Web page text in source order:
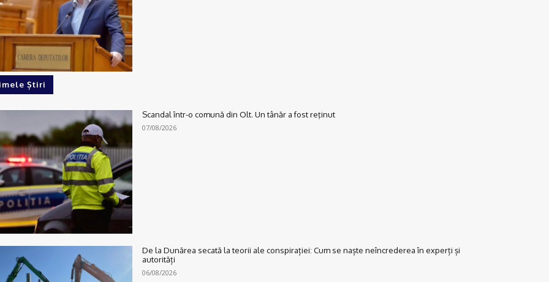
Știri
Scandal într-o comună din Olt. Un tânăr a fost reţinut
07/08/2026
De la Dunărea secată la teorii ale conspirației: Cum se naște neîncrederea în experți și
autorități
06/08/2026